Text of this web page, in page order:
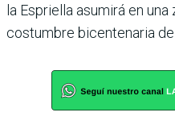
la Espriella asumirá en
costumbre bicentenaria